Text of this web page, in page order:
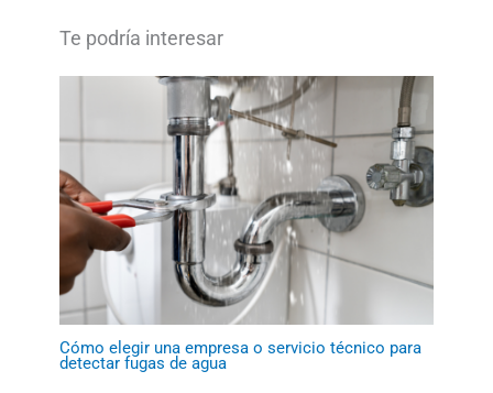
Cómo elegir una empresa o servicio técnico para
detectar fugas de agua